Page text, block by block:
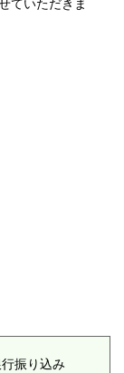
ていただきま
振り込み